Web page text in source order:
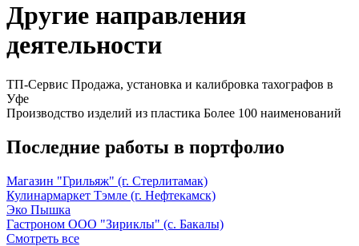
Другие направления
деятельности
ТП-Сервис Продажа, установка и калибровка тахографов в
Уфе
Производство изделий из пластика Более 100 наименований
Последние работы в портфолио
Магазин "Грильяж" (г. Стерлитамак)
Кулинармаркет Тэмле (г. Нефтекамск)
Эко Пышка
Гастроном ООО "Зириклы" (с. Бакалы)
Смотреть все